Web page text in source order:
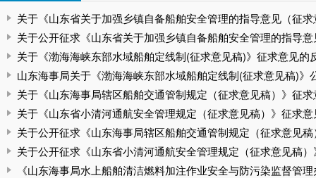
关于《山东省关于加强乡镇自备船舶安全管理的指导意见（征
关于公开征求《山东省关于加强乡镇自备船舶安全管理的指导
关于《渤海海峡东部水域船舶定线制(征求意见稿)》征求意见的
山东海事局关于《渤海海峡东部水域船舶定线制(征求意见稿)》
关于《山东海事局辖区船舶交通管制规定（征求意见稿）》征
关于《山东省小清河通航安全管理规定（征求意见稿）》征求
关于公开征求《山东海事局辖区船舶交通管制规定（征求意见
关于公开征求《山东省小清河通航安全管理规定（征求意见稿
《山东海事局水上船舶清洁燃料加注作业安全与防污染监督管